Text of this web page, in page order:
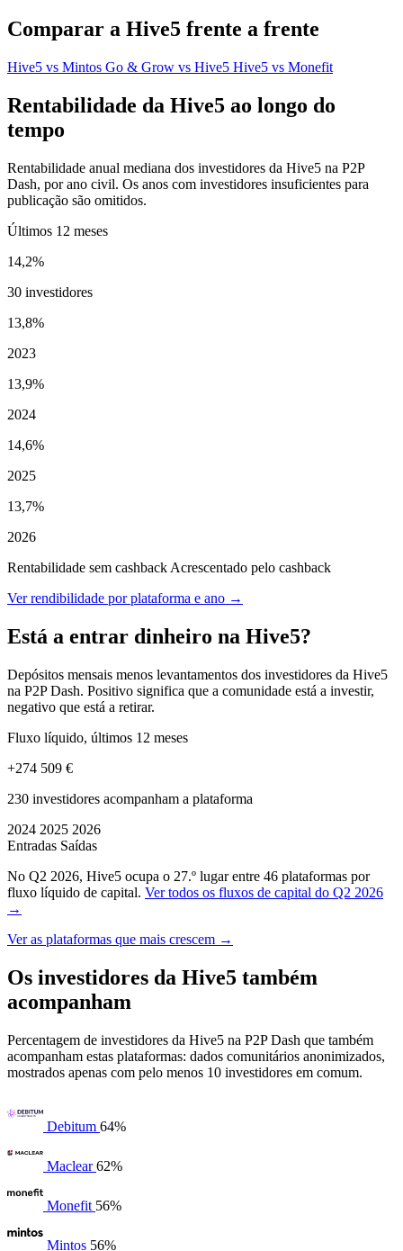
Comparar a Hive5 frente a frente
Hive5 vs Mintos Go & Grow vs Hive5 Hive5 vs Monefit
Rentabilidade da Hive5 ao longo do
tempo
Rentabilidade anual mediana dos investidores da Hive5 na P2P
Dash, por ano civil. Os anos com investidores insuficientes para
publicação são omitidos.
Últimos 12 meses
14,2%
30 investidores
13,8%
2023
13,9%
2024
14,6%
2025
13,7%
2026
Rentabilidade sem cashback Acrescentado pelo cashback
Ver rendibilidade por plataforma e ano →
Está a entrar dinheiro na Hive5?
Depósitos mensais menos levantamentos dos investidores da Hive5
na P2P Dash. Positivo significa que a comunidade está a investir,
negativo que está a retirar.
Fluxo líquido, últimos 12 meses
+274 509 €
230 investidores acompanham a plataforma
2024 2025 2026
Entradas Saídas
No Q2 2026, Hive5 ocupa o 27.º lugar entre 46 plataformas por
fluxo líquido de capital. Ver todos os fluxos de capital do Q2 2026
→
Ver as plataformas que mais crescem →
Os investidores da Hive5 também
acompanham
Percentagem de investidores da Hive5 na P2P Dash que também
acompanham estas plataformas: dados comunitários anonimizados,
mostrados apenas com pelo menos 10 investidores em comum.
Debitum 64%
Maclear62%
Monefit 56%
Mintos 56%